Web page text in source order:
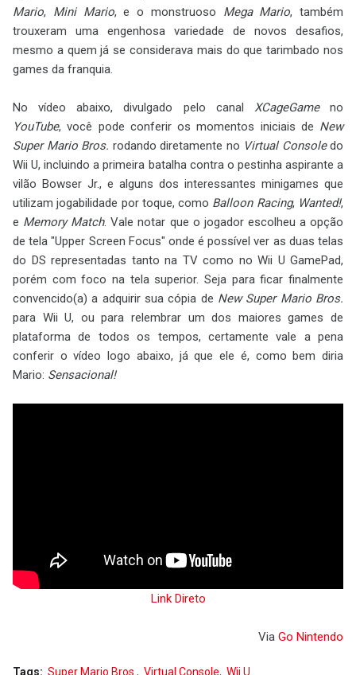
Mario, Mini Mario, e o monstruoso Mega Mario, também
trouxeram uma engenhosa variedade de novos desafios,
mesmo a quem já se considerava mais do que tarimbado nos
games da franquia.
No vídeo abaixo, divulgado pelo canal XCageGameno
YouTube, você pode conferir os momentos iniciais de New
Super Mario Bros. rodando diretamente no Virtual Consoledo
Wii U, incluindo a primeira batalha contra o pestinha aspirante a
vilão Bowser Jr., e alguns dos interessantes minigames que
utilizam jogabilidade por toque, como Balloon Racing, Wanted!,
e Memory Match. Vale notar que o jogador escolheu a opção
de tela "Upper Screen Focus" onde é possível ver as duas telas
do DS representadas tanto na TV como no Wii U GamePad,
porém com foco na tela superior. Seja para ficar finalmente
convencido(a) a adquirir sua cópia de New Super Mario Bros.
para Wii U, ou para relembrar um dos maiores games de
plataforma de todos os tempos, certamente vale a pena
conferir o vídeo logo abaixo, já que ele é, como bem diria
Mario: Sensacional!
Link Direto
Via Go Nintendo
Tags: Super Mario Bros. Virtual Console Wii U